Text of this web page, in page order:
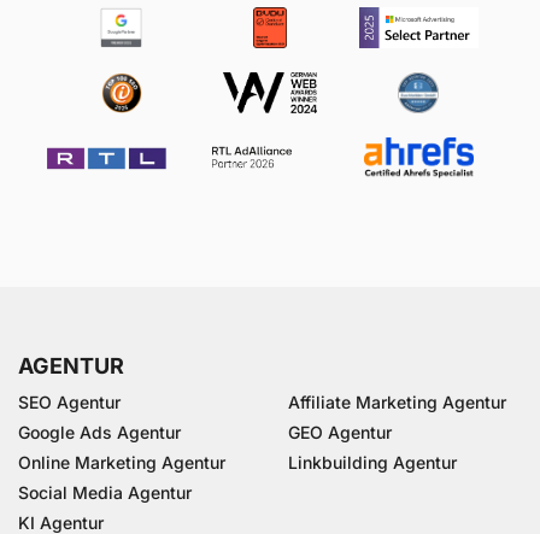
AGENTUR
SEO Agentur
Google Ads Agentur
Online Marketing Agentur
Social Media Agentur
KI Agentur
Affiliate Marketing Agentur
GEO Agentur
Linkbuilding Agentur